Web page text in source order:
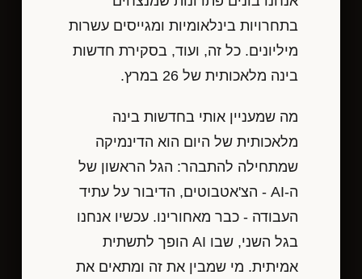
בתחרויות בינלאומיות ומגייסים עשרות
מיליונים. כל זה, ועוד, בסקירת חדשות
בינה מלאכותית של 26 במרץ.
מה שמעניין אותי בחדשות בינה
מלאכותית של היום הוא הדינמיקה
שמתחילה להתבהר: הגל הראשון של
ה-AI - הצ'אטבוטים, הדיבור על עתיד
העבודה - כבר מאחורינו. עכשיו אנחנו
בגל השני, שבו AI הופך לתשתית
אמיתית. מי שמבין את זה ומתאים את